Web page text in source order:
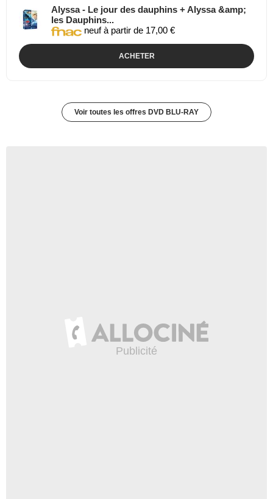
Alyssa - Le jour des dauphins + Alyssa &amp;
les Dauphins...
neuf à partir de 17,00 €
ACHETER
Voir toutes les offres DVD BLU-RAY